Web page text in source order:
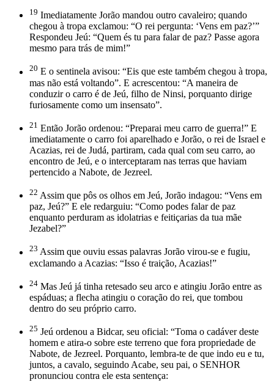
19 Imediatamente Jorão mandou outro cavaleiro; quando
chegou à tropa exclamou: “O rei pergunta: ‘Vens em paz?’”
Respondeu Jeú: “Quem és tu para falar de paz? Passe agora
mesmo para trás de mim!”
20 E o sentinela avisou: “Eis que este também chegou à tropa,
mas não está voltando”. E acrescentou: “A maneira de
conduzir o carro é de Jeú, filho de Ninsi, porquanto dirige
furiosamente como um insensato”.
21 Então Jorão ordenou: “Preparai meu carro de guerra!” E
imediatamente o carro foi aparelhado e Jorão, o rei de Israel e
Acazias, rei de Judá, partiram, cada qual com seu carro, ao
encontro de Jeú, e o interceptaram nas terras que haviam
pertencido a Nabote, de Jezreel.
22 Assim que pôs os olhos em Jeú, Jorão indagou: “Vens em
paz, Jeú?” E ele redarguiu: “Como podes falar de paz
enquanto perduram as idolatrias e feitiçarias da tua mãe
Jezabel?”
23 Assim que ouviu essas palavras Jorão virou-se e fugiu,
exclamando a Acazias: “Isso é traição, Acazias!”
24 Mas Jeú já tinha retesado seu arco e atingiu Jorão entre as
espáduas; a flecha atingiu o coração do rei, que tombou
dentro do seu próprio carro.
25 Jeú ordenou a Bidcar, seu oficial: “Toma o cadáver deste
homem e atira-o sobre este terreno que fora propriedade de
Nabote, de Jezreel. Porquanto, lembra-te de que indo eu e tu,
juntos, a cavalo, seguindo Acabe, seu pai, o SENHOR
pronunciou contra ele esta sentença: